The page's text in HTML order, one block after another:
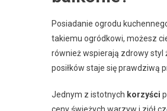
Posiadanie ogrodu
takiemu ogródkowi, możesz
również wspierają zdrowy styl
posiłków staje się prawdziwą
Jednym z istotnych korzyści